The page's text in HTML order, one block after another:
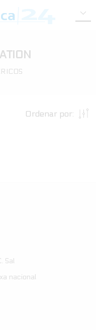
Ordenar por:
Sal
nacional